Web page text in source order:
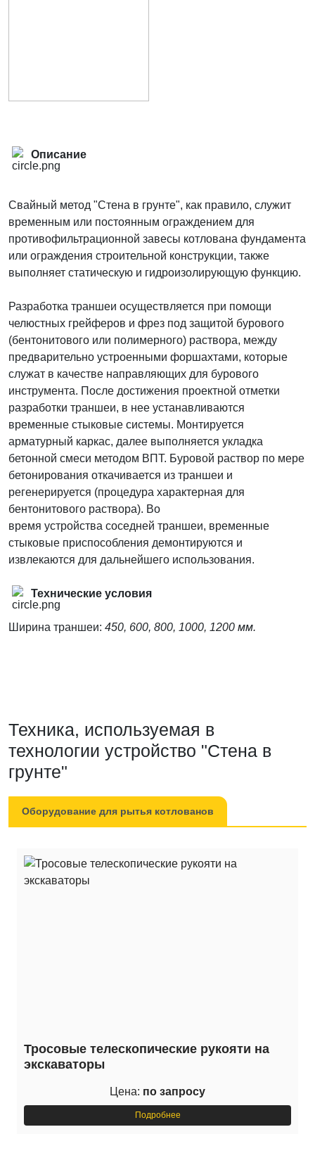
Описание
Свайный метод "Стена в грунте", как правило, служит
временным или постоянным ограждением для
противофильтрационной завесы котлована фундамента
или ограждения строительной конструкции, также
выполняет статическую и гидроизолирующую функцию.
Разработка траншеи осуществляется при помощи
челюстных грейферов и фрез под защитой бурового
(бентонитового или полимерного) раствора, между
предварительно устроенными форшахтами, которые
служат в качестве направляющих для бурового
инструмента. После достижения проектной отметки
разработки траншеи, в нее устанавливаются
временные стыковые системы. Монтируется
арматурный каркас, далее выполняется укладка
бетонной смеси методом ВПТ. Буровой раствор по мере
бетонирования откачивается из траншеи и
регенерируется (процедура характерная для
бентонитового раствора). Во
время устройства соседней траншеи, временные
стыковые приспособления демонтируются и
извлекаются для дальнейшего использования.
Технические условия
Ширина траншеи: 450, 600, 800, 1000, 1200 мм.
Техника, используемая в
технологии устройство "Стена в
грунте"
Оборудование для рытья котлованов
Тросовые телескопические рукояти на
экскаваторы
Цена: по запросу
Подробнее